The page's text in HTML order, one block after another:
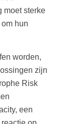
moet sterke
hun
worden,
zijn
Risk
een